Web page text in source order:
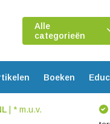
Alle
categorieën
Boeken
| * m.u.v.